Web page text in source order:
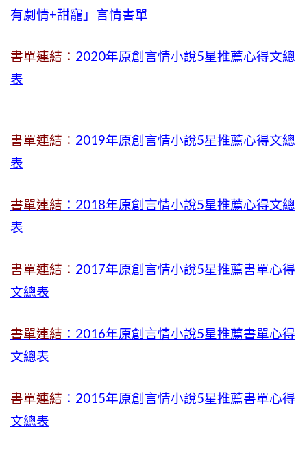
有劇情+甜寵」言情書單
書單連結： 2020年原創言情小說5星推薦心得文總
表
書單連結： 2019年原創言情小說5星推薦心得文總
表
書單連結 ：2018年原創言情小說5星推薦心得文總
表
書單連結： 2017年原創言情小說5星推薦書單心得
文總表
書單連結 ：2016年原創言情小說5星推薦書單心得
文總表
書單連結 ：2015年原創言情小說5星推薦書單心得
文總表